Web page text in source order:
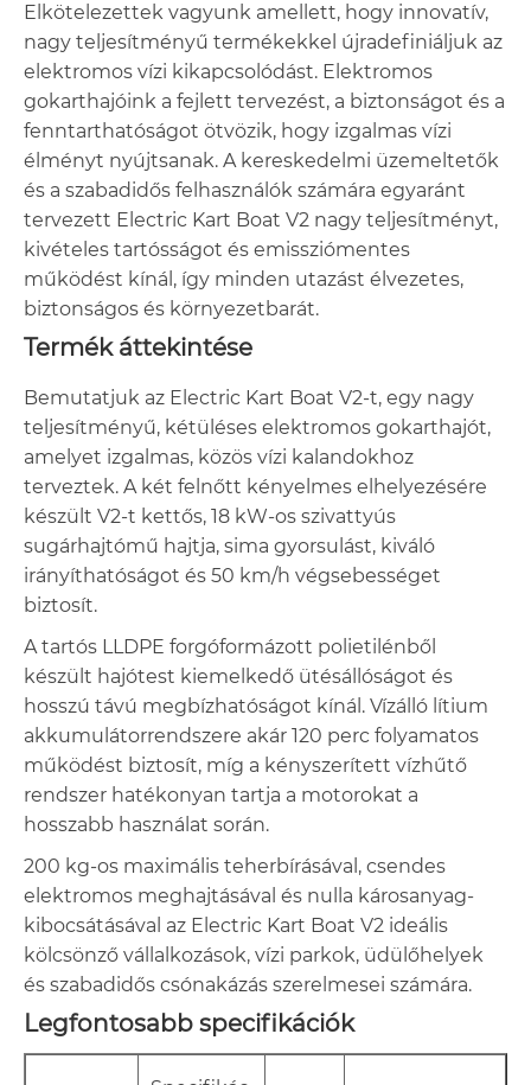
Elkötelezettek vagyunk amellett, hogy innovatív,
nagy teljesítményű termékekkel újradefiniáljuk az
elektromos vízi kikapcsolódást. Elektromos
gokarthajóink a fejlett tervezést, a biztonságot és a
fenntarthatóságot ötvözik, hogy izgalmas vízi
élményt nyújtsanak. A kereskedelmi üzemeltetők
és a szabadidős felhasználók számára egyaránt
tervezett Electric Kart Boat V2 nagy teljesítményt,
kivételes tartósságot és emissziómentes
működést kínál, így minden utazást élvezetes,
biztonságos és környezetbarát.
Termék áttekintése
Bemutatjuk az Electric Kart Boat V2-t, egy nagy
teljesítményű, kétüléses elektromos gokarthajót,
amelyet izgalmas, közös vízi kalandokhoz
terveztek. A két felnőtt kényelmes elhelyezésére
készült V2-t kettős, 18 kW-os szivattyús
sugárhajtómű hajtja, sima gyorsulást, kiváló
irányíthatóságot és 50 km/h végsebességet
biztosít.
A tartós LLDPE forgóformázott polietilénből
készült hajótest kiemelkedő ütésállóságot és
hosszú távú megbízhatóságot kínál. Vízálló lítium
akkumulátorrendszere akár 120 perc folyamatos
működést biztosít, míg a kényszerített vízhűtő
rendszer hatékonyan tartja a motorokat a
hosszabb használat során.
200 kg-os maximális teherbírásával, csendes
elektromos meghajtásával és nulla károsanyag-
kibocsátásával az Electric Kart Boat V2 ideális
kölcsönző vállalkozások, vízi parkok, üdülőhelyek
és szabadidős csónakázás szerelmesei számára.
Legfontosabb specifikációk